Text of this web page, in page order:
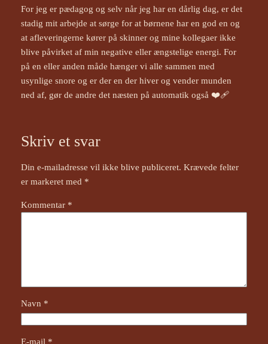
For jeg er pædagog og selv når jeg har en dårlig dag, er det
stadig mit arbejde at sørge for at børnene har en god en og
at afleveringerne kører på skinner og mine kollegaer ikke
blive påvirket af min negative eller ængstelige energi. For
på en eller anden måde hænger vi alle sammen med
usynlige snore og er der en der hiver og vender munden
ned af, gør de andre det næsten på automatik også ❤️‍🩹
Skriv et svar
Din e-mailadresse vil ikke blive publiceret. Krævede felter
er markeret med *
Kommentar *
Navn *
E-mail *